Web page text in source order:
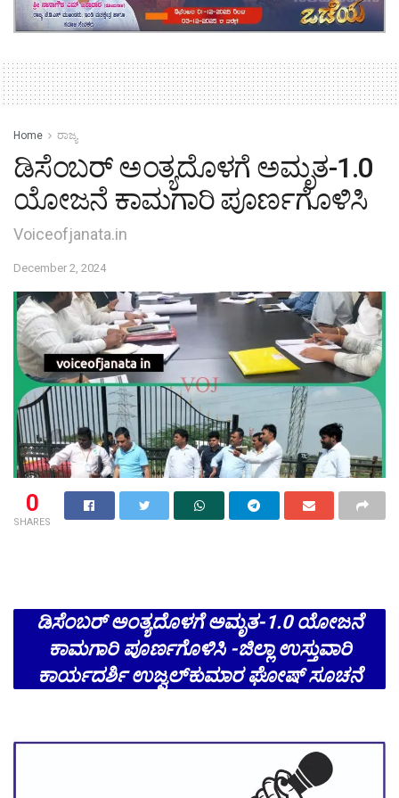
Home ರಾಜ್ಯ
ಡಿಸೆಂಬರ್ ಅಂತ್ಯದೊಳಗೆ ಅಮೃತ-1.0
ಯೋಜನೆ ಕಾಮಗಾರಿ ಪೂರ್ಣಗೊಳಿಸಿ
Voiceofjanata.in
December 2, 2024
0
SHARES
ಡಿಸೆಂಬರ್ ಅಂತ್ಯದೊಳಗೆ ಅಮೃತ-1.0 ಯೋಜನೆ
ಕಾಮಗಾರಿ ಪೂರ್ಣಗೊಳಿಸಿ -ಜಿಲ್ಲಾ ಉಸ್ತುವಾರಿ
ಕಾರ್ಯದರ್ಶಿ ಉಜ್ವಲ್‍ಕುಮಾರ ಘೋಷ್ ಸೂಚನೆ